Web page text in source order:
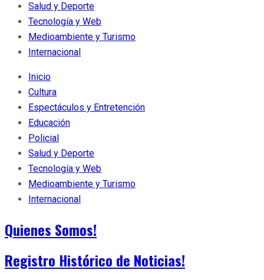
Salud y Deporte
Tecnología y Web
Medioambiente y Turismo
Internacional
Inicio
Cultura
Espectáculos y Entretención
Educación
Policial
Salud y Deporte
Tecnología y Web
Medioambiente y Turismo
Internacional
Quienes Somos!
Registro Histórico de Noticias!